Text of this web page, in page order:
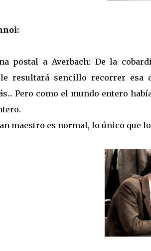
postal a Averbach: De la
resultará sencillo recorrer esa
Pero como el mundo entero
maestro es normal, lo único que